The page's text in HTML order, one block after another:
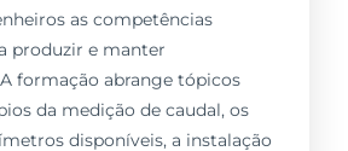
as competências
produzir e manter
formação abrange tópicos
da medição de caudal, os
disponíveis, a instalação